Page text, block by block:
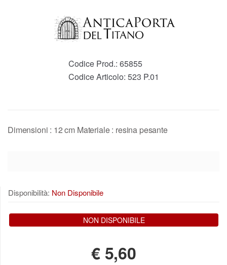
Codice Prod.: 65855
Codice Articolo: 523 P.01
Dimensioni : 12 cm Materiale : resina pesante
Disponibilità: Non Disponibile
NON DISPONIBILE
€ 5,60